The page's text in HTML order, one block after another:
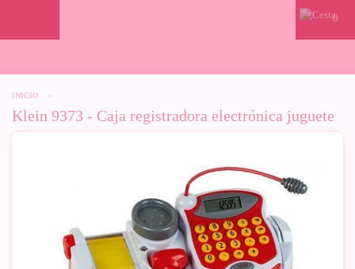
0
INICIO >
Klein 9373 - Caja registradora electrónica juguete